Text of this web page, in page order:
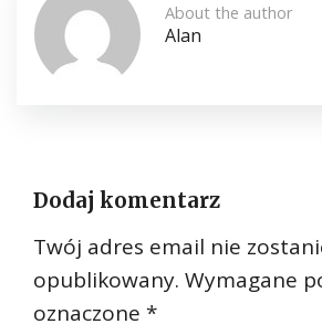
About the author
Alan
Dodaj komentarz
Twój adres email nie
opublikowany. Wymagane
oznaczone *